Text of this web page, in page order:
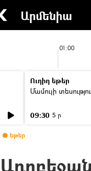
Արմենիա
01:00
Ուղիղ եթեր
Մամուլի
09:30 5 ր
Եթեր